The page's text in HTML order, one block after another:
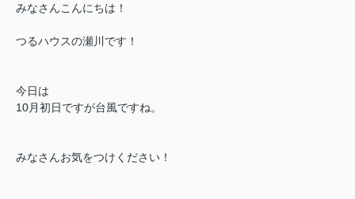
みなさんこんにちは！
つるハウスの瀬川です！
今日は
10月初日ですが台風ですね。
みなさんお気をつけください！